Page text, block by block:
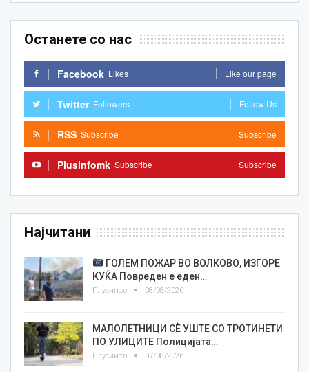
Останете со нас
Facebook Likes Like our page
Twitter Followers Follow Us
RSS Subscribe Subscribe
Plusinfomk Subscribe Subscribe
Најчитани
ГОЛЕМ ПОЖАР ВО ВОЛКОВО, ИЗГОРЕ
КУЌА Повреден е еден…
Плусинфо 08/08/2026
МАЛОЛЕТНИЦИ СÈ УШТЕ СО ТРОТИНЕТИ
ПО УЛИЦИТЕ Полицијата…
Плусинфо 07/08/2026